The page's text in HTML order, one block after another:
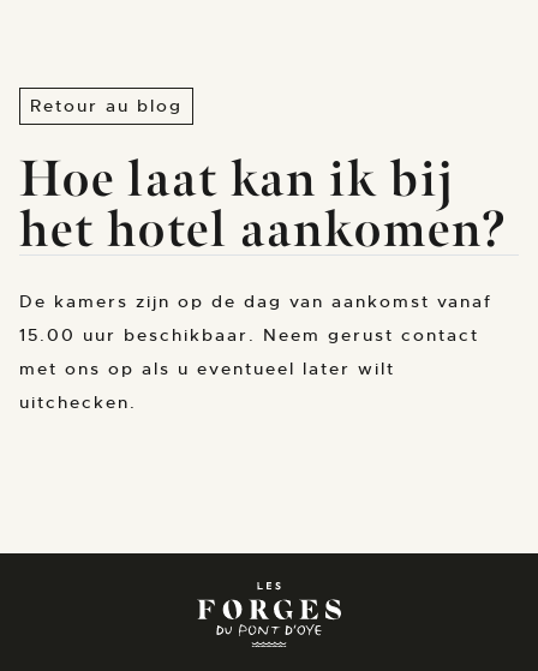
Retour au blog
Hoe laat kan ik bij
het hotel aankomen?
De kamers zijn op de dag van aankomst vanaf
15.00 uur beschikbaar. Neem gerust contact
met ons op als u eventueel later wilt
uitchecken.